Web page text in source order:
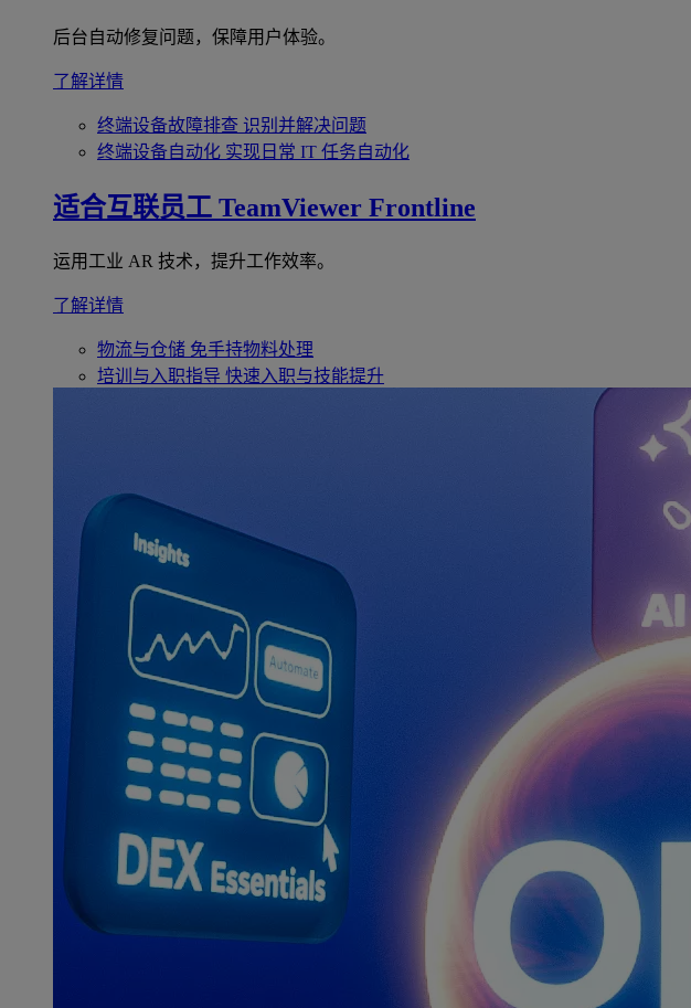
后台自动修复问题，保障用户体验。
了解详情
终端设备故障排查 识别并解决问题
终端设备自动化 实现日常 IT 任务自动化
适合互联员工 TeamViewer Frontline
运用工业 AR 技术，提升工作效率。
了解详情
物流与仓储 免手持物料处理
培训与入职指导 快速入职与技能提升